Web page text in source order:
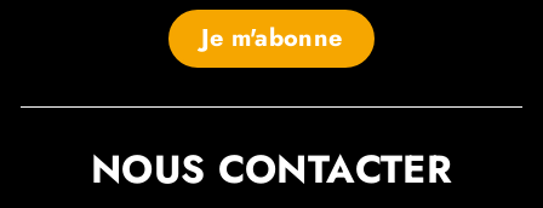
Je m'abonne
NOUS CONTACTER